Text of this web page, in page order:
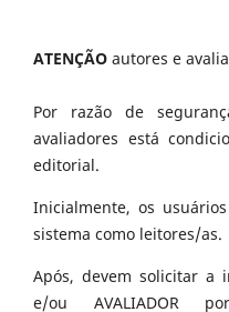
ATENÇÃO autores e
Por razão de
avaliadores está
editorial.
Inicialmente, os
sistema como leitores/as.
Após, devem solicitar a
e/ou AVALIADOR